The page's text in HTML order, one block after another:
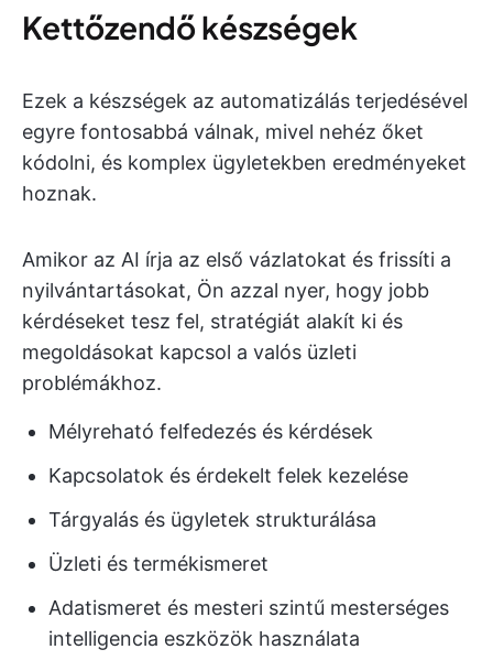
Kettőzendő készségek
Ezek a készségek az automatizálás terjedésével
egyre fontosabbá válnak, mivel nehéz őket
kódolni, és komplex ügyletekben eredményeket
hoznak.
Amikor az AI írja az első vázlatokat és frissíti a
nyilvántartásokat, Ön azzal nyer, hogy jobb
kérdéseket tesz fel, stratégiát alakít ki és
megoldásokat kapcsol a valós üzleti
problémákhoz.
Mélyreható felfedezés és kérdések
Kapcsolatok és érdekelt felek kezelése
Tárgyalás és ügyletek strukturálása
Üzleti és termékismeret
Adatismeret és mesteri szintű mesterséges
intelligencia eszközök használata